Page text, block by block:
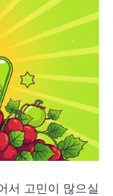
서 고민이 많으실